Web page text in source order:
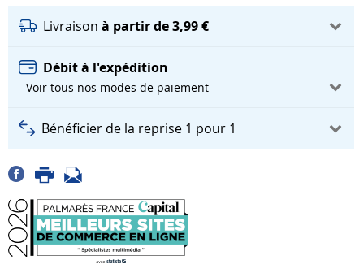
Livraison à partir de 3,99 €
Débit à l'expédition
- Voir tous nos modes de paiement
Bénéficier de la reprise 1 pour 1